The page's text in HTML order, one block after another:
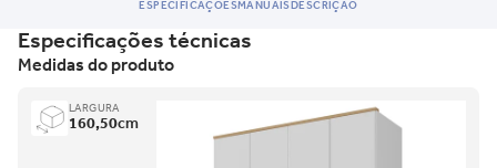
ESPECIFICAÇÕESMANUAISDESCRIÇÃO
Especificações técnicas
Medidas do produto
LARGURA
160,50cm